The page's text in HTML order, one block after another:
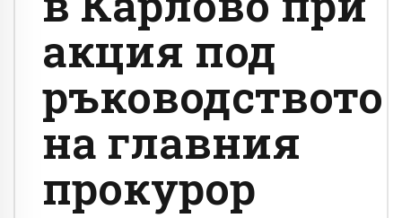
акция под
ръководството
на главния
прокурор